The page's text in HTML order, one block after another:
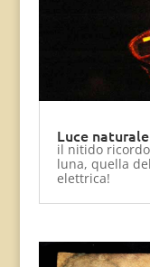
Luce
il nitido
luna, quella
elettrica!